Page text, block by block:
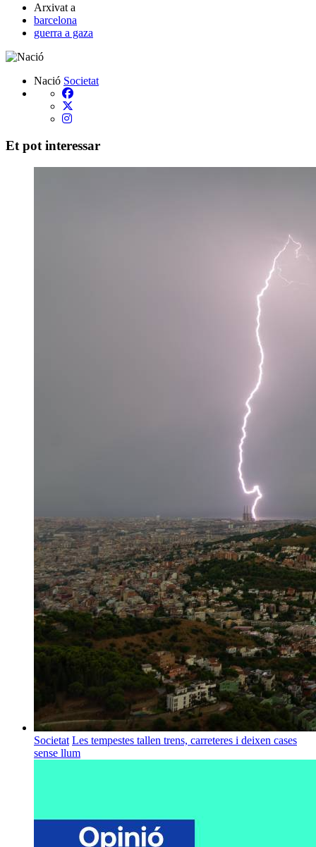
Arxivat a
barcelona
guerra a gaza
Nació Societat
Et pot interessar
Societat Les tempestes tallen trens, carreteres i deixen cases
sense llum